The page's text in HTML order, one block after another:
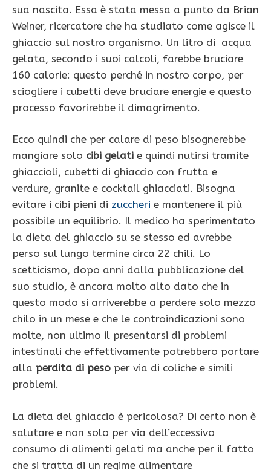
sua nascita. Essa è stata messa a punto da Brian
Weiner, ricercatore che ha studiato come agisce il
ghiaccio sul nostro organismo. Un litro di acqua
gelata, secondo i suoi calcoli, farebbe bruciare
160 calorie: questo perché in nostro corpo, per
sciogliere i cubetti deve bruciare energie e questo
processo favorirebbe il dimagrimento.
Ecco quindi che per calare di peso bisognerebbe
mangiare solo cibi gelati e quindi nutirsi tramite
ghiaccioli, cubetti di ghiaccio con frutta e
verdure, granite e cocktail ghiacciati. Bisogna
evitare i cibi pieni di zuccheri e mantenere il più
possibile un equilibrio. Il medico ha sperimentato
la dieta del ghiaccio su se stesso ed avrebbe
perso sul lungo termine circa 22 chili. Lo
scetticismo, dopo anni dalla pubblicazione del
suo studio, è ancora molto alto dato che in
questo modo si arriverebbe a perdere solo mezzo
chilo in un mese e che le controindicazioni sono
molte, non ultimo il presentarsi di problemi
intestinali che effettivamente potrebbero portare
alla perdita di peso per via di coliche e simili
problemi.
La dieta del ghiaccio è pericolosa? Di certo non è
salutare e non solo per via dell’eccessivo
consumo di alimenti gelati ma anche per il fatto
che si tratta di un regime alimentare